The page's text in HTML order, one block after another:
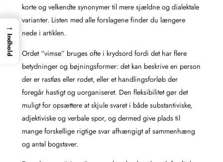
korte og velkendte synonymer til mere sjældne og dialektale
varianter. Listen med alle forslagene finder du længere
nede i artiklen.
Ordet “vimse” bruges ofte i krydsord fordi det har flere
betydninger og bøjningsformer: det kan beskrive en person
der er rastløs eller rodet, eller et handlingsforløb der
foregår hastigt og uorganiseret. Den fleksibilitet gør det
muligt for opsættere at skjule svaret i både substantiviske,
adjektiviske og verbale spor, og dermed give plads til
mange forskellige rigtige svar afhængigt af sammenhæng
og antal bogstaver.
→
Indhold